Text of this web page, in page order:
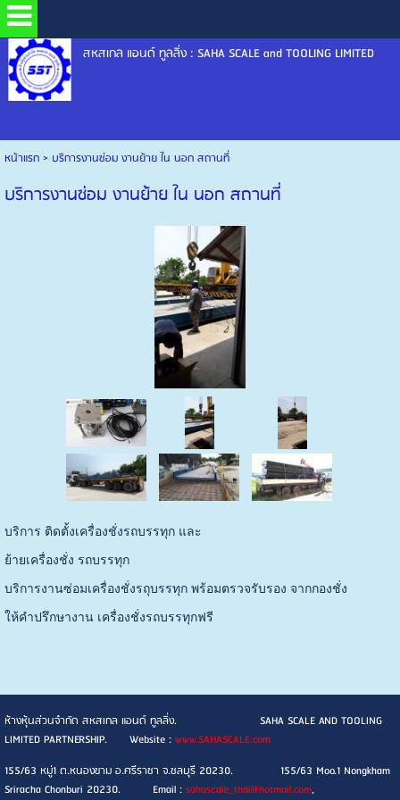
สหสเกล แอนด์ ทูลลิ่ง : SAHA SCALE and TOOLING LIMITED
หน้าแรก> บริการงานซ่อม งานย้าย ใน นอก สถานที่
บริการงานซ่อม งานย้าย ใน นอก สถานที่
บริการ ติดตั้งเครื่องชั่งรถบรรทุก และ
ย้ายเครื่องชั่ง รถบรรทุก
บริการงานซ่อมเครื่องชั่งรถุบรรทุก พร้อมตรวจรับรอง จากกองชั่ง
ให้คำปรึกษางาน เครื่องชั่งรถบรรทุกฟรี
ห้างหุ้นส่วนจำกัด สหสเกล แอนด์ ทูลลิ่ง. SAHA SCALE AND TOOLING
LIMITED PARTNERSHIP. Website :www.SAHASCALE.com
155/63 หมู่1 ต.หนองขาม อ.ศรีราชา จ.ชลบุรี 20230. 155/63 Moo.1 Nongkham
Sriracha Chonburi 20230. Email :sahascale_thai@hotmail.com,